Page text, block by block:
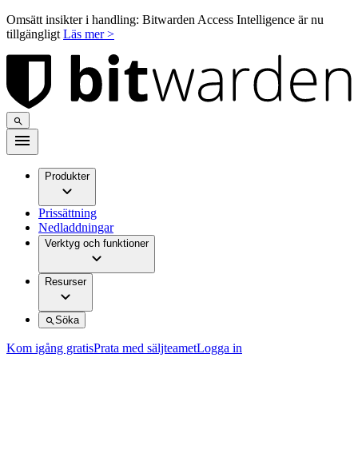
Omsätt insikter i handling: Bitwarden Access Intelligence är nu
tillgängligt Läs mer >
Produkter
Prissättning
Nedladdningar
Verktyg och funktioner
Resurser
Söka
Kom igång gratisPrata med säljteametLogga in